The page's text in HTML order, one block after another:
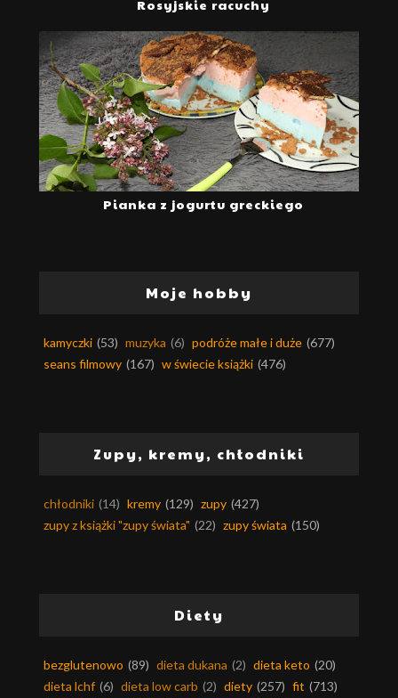
Rosyjskie racuchy
Pianka z jogurtu greckiego
Moje hobby
kamyczki (53) muzyka (6) podróże małe i duże (677)
seans filmowy (167) w świecie książki (476)
Zupy, kremy, chłodniki
chłodniki (14) kremy (129) zupy (427)
zupy z książki "zupy świata" (22) zupy świata (150)
Diety
bezglutenowo (89) dieta dukana (2) dieta keto (20)
dieta lchf (6) dieta low carb (2) diety (257) fit (713)